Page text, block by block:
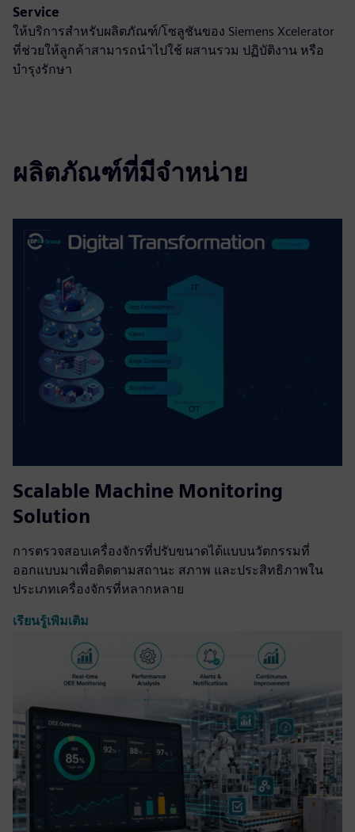
Service
ให้บริการสำหรับผลิตภัณฑ์/โซลูชันของ Siemens Xcelerator
ที่ช่วยให้ลูกค้าสามารถนำไปใช้ ผสานรวม ปฏิบัติงาน หรือ
บำรุงรักษา
ผลิตภัณฑ์ที่มีจำหน่าย
Scalable Machine Monitoring
Solution
การตรวจสอบเครื่องจักรที่ปรับขนาดได้แบบนวัตกรรมที่
ออกแบบมาเพื่อติดตามสถานะ สภาพ และประสิทธิภาพใน
ประเภทเครื่องจักรที่หลากหลาย
เรียนรู้เพิ่มเติม